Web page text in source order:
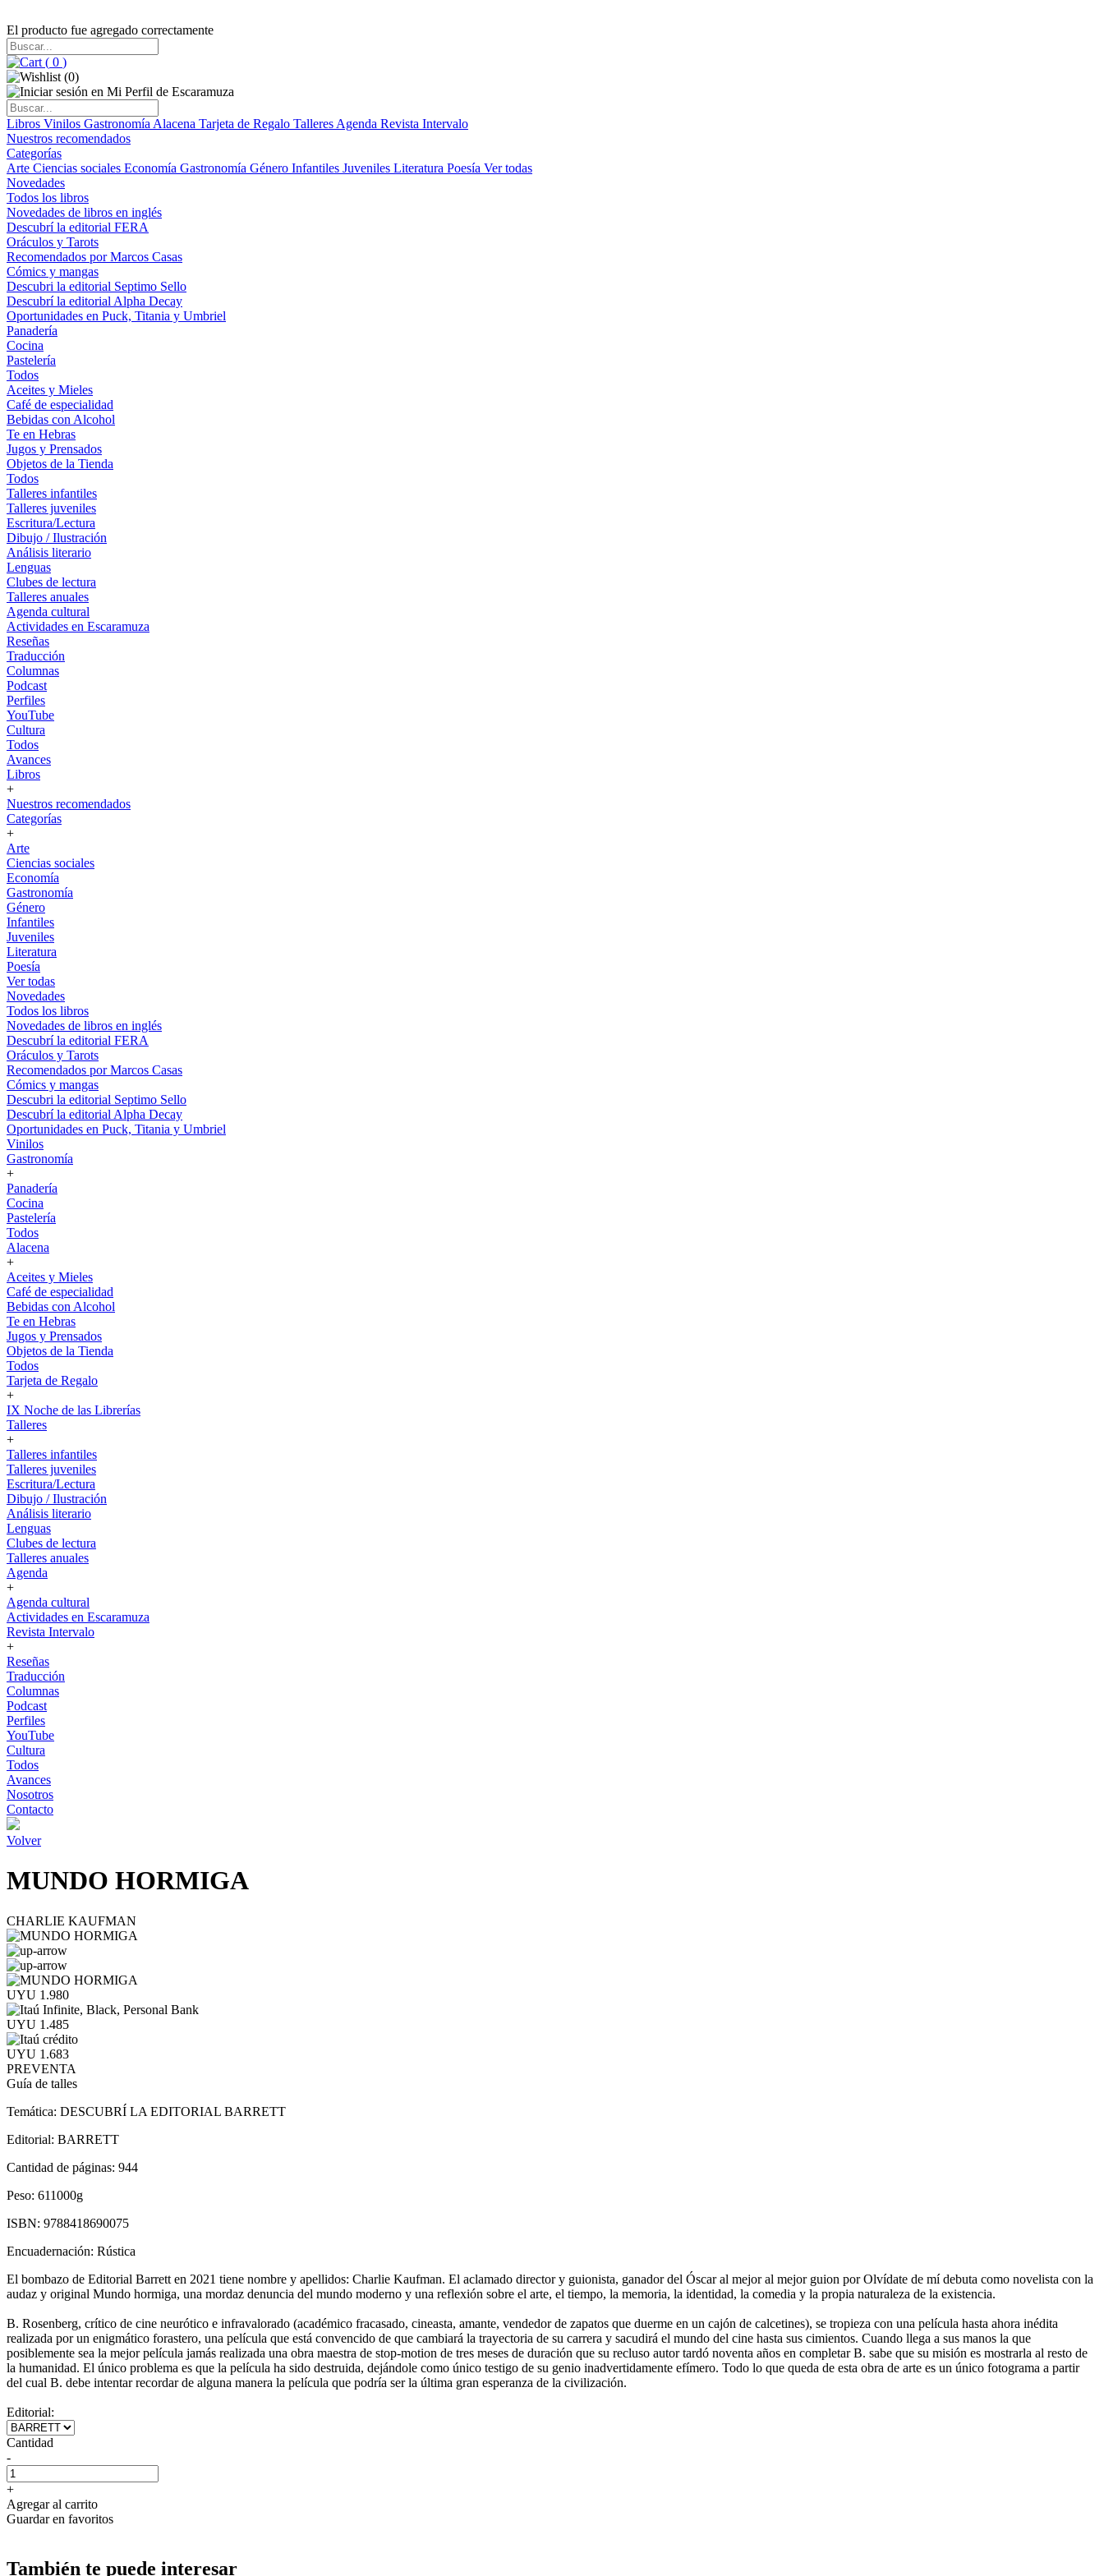
El producto fue agregado correctamente
( 0 )
(0)
Libros Vinilos Gastronomía Alacena Tarjeta de Regalo Talleres Agenda Revista Intervalo
Nuestros recomendados
Categorías
Arte Ciencias sociales Economía Gastronomía Género Infantiles Juveniles Literatura Poesía Ver todas
Novedades
Todos los libros
Novedades de libros en inglés
Descubrí la editorial FERA
Oráculos y Tarots
Recomendados por Marcos Casas
Cómics y mangas
Descubri la editorial Septimo Sello
Descubrí la editorial Alpha Decay
Oportunidades en Puck, Titania y Umbriel
Panadería
Cocina
Pastelería
Todos
Aceites y Mieles
Café de especialidad
Bebidas con Alcohol
Te en Hebras
Jugos y Prensados
Objetos de la Tienda
Todos
Talleres infantiles
Talleres juveniles
Escritura/Lectura
Dibujo / Ilustración
Análisis literario
Lenguas
Clubes de lectura
Talleres anuales
Agenda cultural
Actividades en Escaramuza
Reseñas
Traducción
Columnas
Podcast
Perfiles
YouTube
Cultura
Todos
Avances
Libros
+
Nuestros recomendados
Categorías
+
Arte
Ciencias sociales
Economía
Gastronomía
Género
Infantiles
Juveniles
Literatura
Poesía
Ver todas
Novedades
Todos los libros
Novedades de libros en inglés
Descubrí la editorial FERA
Oráculos y Tarots
Recomendados por Marcos Casas
Cómics y mangas
Descubri la editorial Septimo Sello
Descubrí la editorial Alpha Decay
Oportunidades en Puck, Titania y Umbriel
Vinilos
Gastronomía
+
Panadería
Cocina
Pastelería
Todos
Alacena
+
Aceites y Mieles
Café de especialidad
Bebidas con Alcohol
Te en Hebras
Jugos y Prensados
Objetos de la Tienda
Todos
Tarjeta de Regalo
+
IX Noche de las Librerías
Talleres
+
Talleres infantiles
Talleres juveniles
Escritura/Lectura
Dibujo / Ilustración
Análisis literario
Lenguas
Clubes de lectura
Talleres anuales
Agenda
+
Agenda cultural
Actividades en Escaramuza
Revista Intervalo
+
Reseñas
Traducción
Columnas
Podcast
Perfiles
YouTube
Cultura
Todos
Avances
Nosotros
Contacto
Volver
MUNDO HORMIGA
CHARLIE KAUFMAN
UYU 1.980
UYU 1.485
UYU 1.683
PREVENTA
Guía de talles
Temática: DESCUBRÍ LA EDITORIAL BARRETT
Editorial: BARRETT
Cantidad de páginas: 944
Peso: 611000g
ISBN: 9788418690075
Encuadernación: Rústica
El bombazo de Editorial Barrett en 2021 tiene nombre y apellidos: Charlie Kaufman. El aclamado director y guionista, ganador del Óscar al mejor al mejor guion por Olvídate de mí debuta como novelista con la
audaz y original Mundo hormiga, una mordaz denuncia del mundo moderno y una reflexión sobre el arte, el tiempo, la memoria, la identidad, la comedia y la propia naturaleza de la existencia.
B. Rosenberg, crítico de cine neurótico e infravalorado (académico fracasado, cineasta, amante, vendedor de zapatos que duerme en un cajón de calcetines), se tropieza con una película hasta ahora inédita
realizada por un enigmático forastero, una película que está convencido de que cambiará la trayectoria de su carrera y sacudirá el mundo del cine hasta sus cimientos. Cuando llega a sus manos la que
posiblemente sea la mejor película jamás realizada una obra maestra de stop-motion de tres meses de duración que su recluso autor tardó noventa años en completar B. sabe que su misión es mostrarla al resto de
la humanidad. El único problema es que la película ha sido destruida, dejándole como único testigo de su genio inadvertidamente efímero. Todo lo que queda de esta obra de arte es un único fotograma a partir
del cual B. debe intentar recordar de alguna manera la película que podría ser la última gran esperanza de la civilización.
Editorial:
Cantidad
-
+
Agregar al carrito
Guardar en favoritos
También te puede interesar